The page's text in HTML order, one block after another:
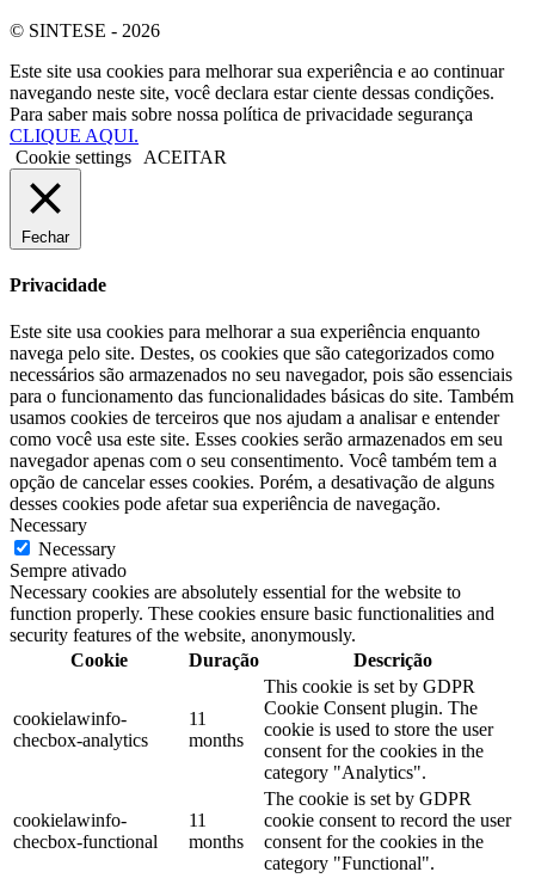
© SINTESE - 2026
Este site usa cookies para melhorar sua experiência e ao continuar
navegando neste site, você declara estar ciente dessas condições.
Para saber mais sobre nossa política de privacidade segurança
CLIQUE AQUI.
Cookie settings
ACEITAR
Fechar
Privacidade
Este site usa cookies para melhorar a sua experiência enquanto
navega pelo site. Destes, os cookies que são categorizados como
necessários são armazenados no seu navegador, pois são essenciais
para o funcionamento das funcionalidades básicas do site. Também
usamos cookies de terceiros que nos ajudam a analisar e entender
como você usa este site. Esses cookies serão armazenados em seu
navegador apenas com o seu consentimento. Você também tem a
opção de cancelar esses cookies. Porém, a desativação de alguns
desses cookies pode afetar sua experiência de navegação.
Necessary
Necessary
Sempre ativado
Necessary cookies are absolutely essential for the website to
function properly. These cookies ensure basic functionalities and
security features of the website, anonymously.
Cookie
Duração Descrição
cookielawinfo-
checbox-analytics
11
months
This cookie is set by GDPR
Cookie Consent plugin. The
cookie is used to store the user
consent for the cookies in the
category "Analytics".
cookielawinfo-
checbox-functional
11
months
The cookie is set by GDPR
cookie consent to record the user
consent for the cookies in the
category "Functional".